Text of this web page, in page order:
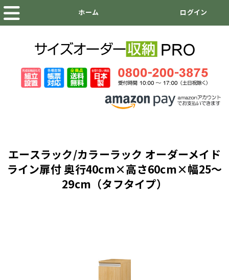
エースラック/カラーラック オーダーメイド
ライン扉付 奥行40cm×高さ60cm×幅25～
29cm（タフタイプ）